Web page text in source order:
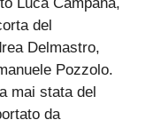
Luca Campana,
del
Delmastro,
Pozzolo.
mai stata del
da